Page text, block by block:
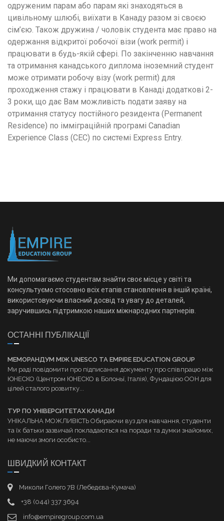
одруженим парам або парам які знаходяться в
цивільному шлюбі, виїхати в Канаду разом зі своєю
сім’єю. Також дружина / чоловік студента має право на
одержання відкритої робочої візи (work permit) і
працювати в будь-якій сфері. По закінченню навчання
та отримання канадського диплома іноземний студент
може отримати робочу візу (work permit) для
проходження стажу і працювати в Канаді додаткові 2-
3 роки, що дає Вам можливість подати заяву на
отримання статусу постійного резидента (Permanent
Residence) по імміграційній програмі Canadian
Experience Class (CEC) по системі Express Entry.
Ми допомагаємо студентам знайти своє місце у світі та
консультуємо стосовно всіх етапів становлення в іншій країні,
використовуючи власний досвід та увагу до деталей,
заручившись підтримкою наших міжнародних партнерів.
ОСТАННІ ПУБЛІКАЦІЇ
МЕМОРАНДУМ МІЖ UNESCO ТА EMPIRE EDUCATION GROUP
Ми раді повідомити про підписання документу про співпрацю між
ЮНЕСКО (Центром ЮНЕСКО в Болоньї, Італія), Фундацією ООН для
цілей сталого розвитку...
ТУР ПО УНІВЕРСИТЕТАХ КАНАДИ
УНІКАЛЬНА МОЖЛИВІСТЬ Обираючи вуз для навчання, студенти
та їх батьки зазвичай покладаються на поради та думки знайомих,
не маючи змоги особисто...
ШВИДКИЙ КОНТАКТ
Миколи Голего 7В (Лебедєва-Кумача)
+38 (044) 337 3694
info@empiregroup.com.ua